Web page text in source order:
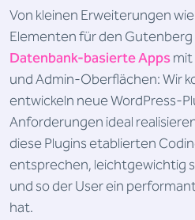
Von kleinen Erweiterungen
Elementen für den
Datenbank-basierte Appsmit
und Admin-Oberflächen: Wir
entwickeln neue WordPress-
Anforderungen ideal
diese Plugins etablierten
entsprechen, leichtgewichtig
und so der User ein
hat.